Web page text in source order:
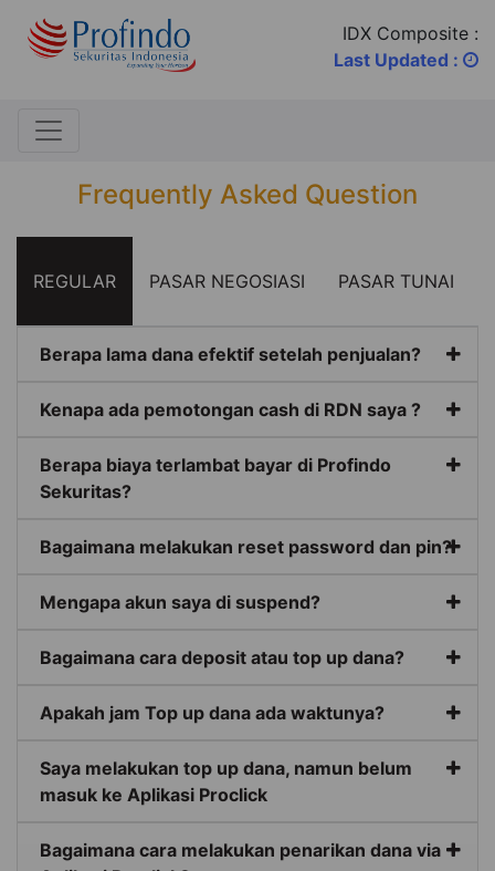
IDX Composite :
Last Updated :
Frequently Asked Question
REGULAR PASAR NEGOSIASI PASAR TUNAI
Berapa lama dana efektif setelah penjualan?
Kenapa ada pemotongan cash di RDN saya ?
Berapa biaya terlambat bayar di Profindo
Sekuritas?
Bagaimana melakukan reset password dan pin?
Mengapa akun saya di suspend?
Bagaimana cara deposit atau top up dana?
Apakah jam Top up dana ada waktunya?
Saya melakukan top up dana, namun belum
masuk ke Aplikasi Proclick
Bagaimana cara melakukan penarikan dana via